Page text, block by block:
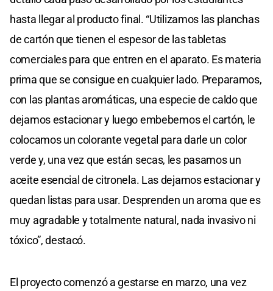
hasta llegar al producto final. “Utilizamos las planchas
de cartón que tienen el espesor de las tabletas
comerciales para que entren en el aparato. Es materia
prima que se consigue en cualquier lado. Preparamos,
con las plantas aromáticas, una especie de caldo que
dejamos estacionar y luego embebemos el cartón, le
colocamos un colorante vegetal para darle un color
verde y, una vez que están secas, les pasamos un
aceite esencial de citronela. Las dejamos estacionar y
quedan listas para usar. Desprenden un aroma que es
muy agradable y totalmente natural, nada invasivo ni
tóxico”, destacó.
El proyecto comenzó a gestarse en marzo, una vez